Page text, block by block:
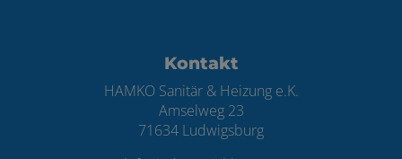
Kontakt
HAMKO Sanitär & Heizung e.K.
Amselweg 23
71634 Ludwigsburg